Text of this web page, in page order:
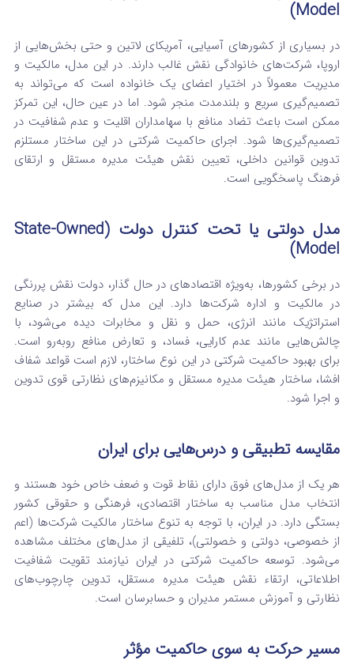
Model)
در بسیاری از کشورهای آسیایی، آمریکای لاتین و حتی بخش‌هایی از
اروپا، شرکت‌های خانوادگی نقش غالب دارند. در این مدل، مالکیت و
مدیریت معمولاً در اختیار اعضای یک خانواده است که می‌تواند به
تصمیم‌گیری سریع و بلندمدت منجر شود. اما در عین حال، این تمرکز
ممکن است باعث تضاد منافع با سهامداران اقلیت و عدم شفافیت در
تصمیم‌گیری‌ها شود. اجرای حاکمیت شرکتی در این ساختار مستلزم
تدوین قوانین داخلی، تعیین نقش هیئت مدیره مستقل و ارتقای
فرهنگ پاسخگویی است.
مدل دولتی یا تحت کنترل دولت (State-Owned
Model)
در برخی کشورها، به‌ویژه اقتصادهای در حال گذار، دولت نقش پررنگی
در مالکیت و اداره شرکت‌ها دارد. این مدل که بیشتر در صنایع
استراتژیک مانند انرژی، حمل و نقل و مخابرات دیده می‌شود، با
چالش‌هایی مانند عدم کارایی، فساد، و تعارض منافع روبه‌رو است.
برای بهبود حاکمیت شرکتی در این نوع ساختار، لازم است قواعد شفاف
افشا، ساختار هیئت مدیره مستقل و مکانیزم‌های نظارتی قوی تدوین
و اجرا شود.
مقایسه تطبیقی و درس‌هایی برای ایران
هر یک از مدل‌های فوق دارای نقاط قوت و ضعف خاص خود هستند و
انتخاب مدل مناسب به ساختار اقتصادی، فرهنگی و حقوقی کشور
بستگی دارد. در ایران، با توجه به تنوع ساختار مالکیت شرکت‌ها (اعم
از خصوصی، دولتی و خصولتی)، تلفیقی از مدل‌های مختلف مشاهده
می‌شود. توسعه حاکمیت شرکتی در ایران نیازمند تقویت شفافیت
اطلاعاتی، ارتقاء نقش هیئت مدیره مستقل، تدوین چارچوب‌های
نظارتی و آموزش مستمر مدیران و حسابرسان است.
مسیر حرکت به سوی حاکمیت مؤثر